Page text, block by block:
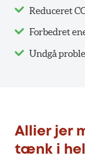
Reduceret
Forbedret
Undgå
Allier jer
tænk i